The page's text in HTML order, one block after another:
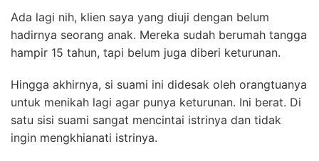
Ada lagi nih, klien saya yang diuji dengan belum
hadirnya seorang anak. Mereka sudah berumah tangga
hampir 15 tahun, tapi belum juga diberi keturunan.
Hingga akhirnya, si suami ini didesak oleh orangtuanya
untuk menikah lagi agar punya keturunan. Ini berat. Di
satu sisi suami sangat mencintai istrinya dan tidak
ingin mengkhianati istrinya.